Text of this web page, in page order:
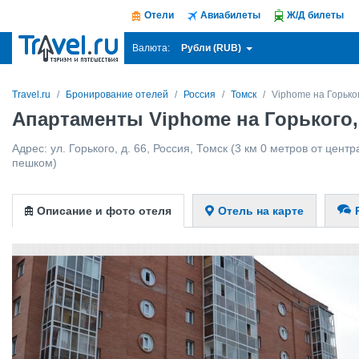
Отели Авиабилеты Ж/Д билеты
Валюта: Рубли (RUB)
Travel.ru Бронирование отелей Россия Томск Viphome на
Апартаменты Viphome на
Адрес: ул. Горького, д. 66 Россия Томск (3 км 0 метров от
пешком)
Описание и фото отеля Отель на карте